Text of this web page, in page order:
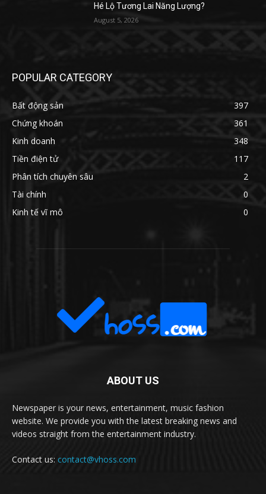
Hé Lộ Tương Lai Năng Lượng?
August 5, 2026
POPULAR CATEGORY
Bất động sản
397
Chứng khoán
361
Kinh doanh
348
Tiền điện tử
117
Phân tích chuyên sâu
2
Tài chính
0
Kinh tế vĩ mô
0
ABOUT US
Newspaper is your news, entertainment, music fashion
website. We provide you with the latest breaking news and
videos straight from the entertainment industry.
Contact us: contact@vhoss.com